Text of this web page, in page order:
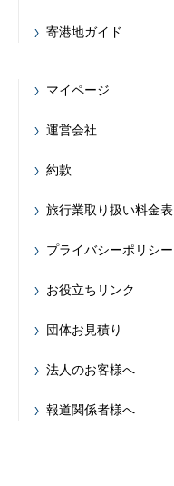
寄港地ガイド
マイページ
運営会社
約款
旅行業取り扱い料金表
プライバシーポリシー
お役立ちリンク
団体お見積り
法人のお客様へ
報道関係者様へ